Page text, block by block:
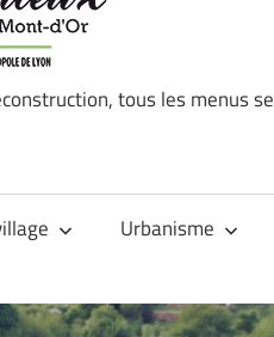
tous les menus
Urbanisme